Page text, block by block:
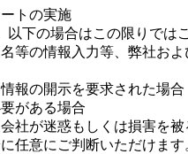
トの実施
下の場合はこの限りでは
等の情報入力等、弊社お
報の開示を要求された場合
がある場合
社が迷惑もしくは損害を
任意にご判断いただけま